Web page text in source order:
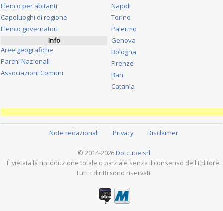
Elenco per abitanti
Capoluoghi di regione
Elenco governatori
Info
Aree geografiche
Parchi Nazionali
Associazioni Comuni
Napoli
Torino
Palermo
Genova
Bologna
Firenze
Bari
Catania
Note redazionali Privacy Disclaimer
© 2014-2026 Dotcube srl
È vietata la riproduzione totale o parziale senza il consenso dell'Editore.
Tutti i diritti sono riservati.